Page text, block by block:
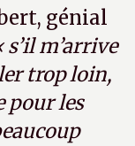
génial
s’il m’arrive
trop loin,
pour les